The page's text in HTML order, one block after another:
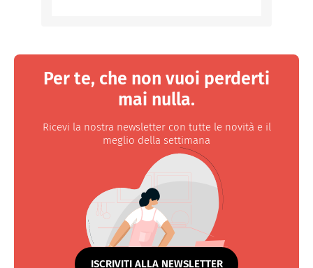
Per te, che non vuoi perderti
mai nulla.
Ricevi la nostra newsletter con tutte le novità e il
meglio della settimana
ISCRIVITI ALLA NEWSLETTER